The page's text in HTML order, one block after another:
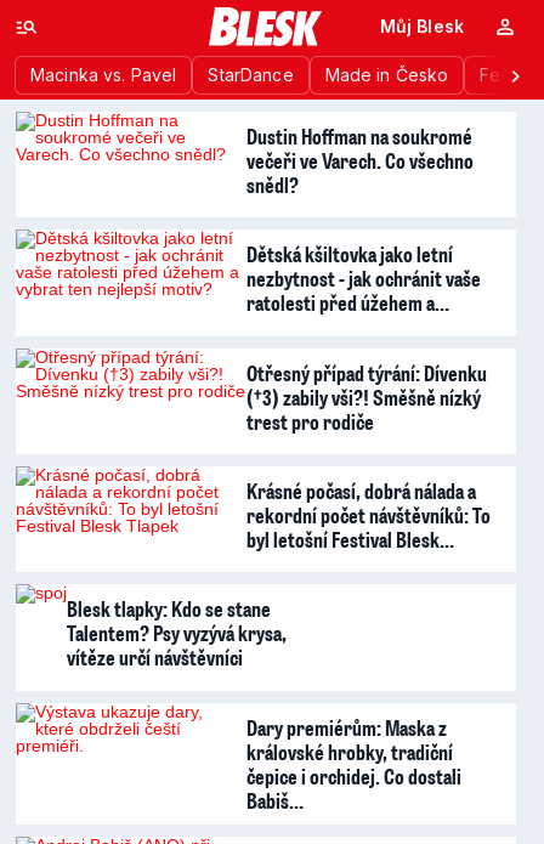
Macinka vs. Pavel StarDance Made in Česko
Můj Blesk
Dustin Hoffman na soukromé
večeři ve Varech. Co všechno
snědl?
Dětská kšiltovka jako letní
nezbytnost - jak ochránit vaše
ratolesti před úžehem a…
Otřesný případ týrání: Dívenku
(†3) zabily vši?! Směšně nízký
trest pro rodiče
Krásné počasí, dobrá nálada a
rekordní počet návštěvníků: To
byl letošní Festival Blesk…
Blesk tlapky: Kdo se stane
Talentem? Psy vyzývá krysa,
vítěze určí návštěvníci
Dary premiérům: Maska z
královské hrobky, tradiční
čepice i orchidej. Co dostali
Babiš…